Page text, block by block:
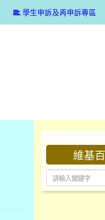
學生申訴及再申訴專區
維基